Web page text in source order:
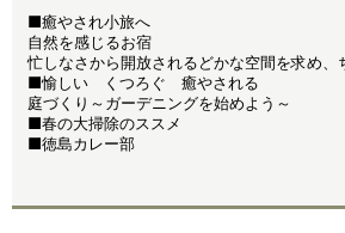
■癒やされ小旅へ
自然を感じるお宿
忙しなさから開放されるどかな空間を求め、
■愉しい くつろぐ 癒やされる
庭づくり～ガーデニングを始めよう～
■春の大掃除のススメ
■徳島カレー部